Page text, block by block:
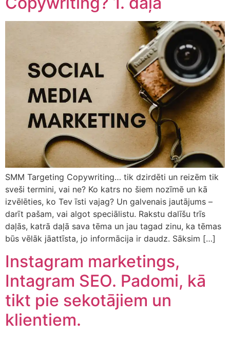
SMM Targeting Copywriting… tik dzirdēti un reizēm tik
sveši termini, vai ne? Ko katrs no šiem nozīmē un kā
izvēlēties, ko Tev īsti vajag? Un galvenais jautājums –
darīt pašam, vai algot speciālistu. Rakstu dalīšu trīs
daļās, katrā daļā sava tēma un jau tagad zinu, ka tēmas
būs vēlāk jāattīsta, jo informācija ir daudz. Sāksim […]
Instagram marketings,
Intagram SEO. Padomi, kā
tikt pie sekotājiem un
klientiem.